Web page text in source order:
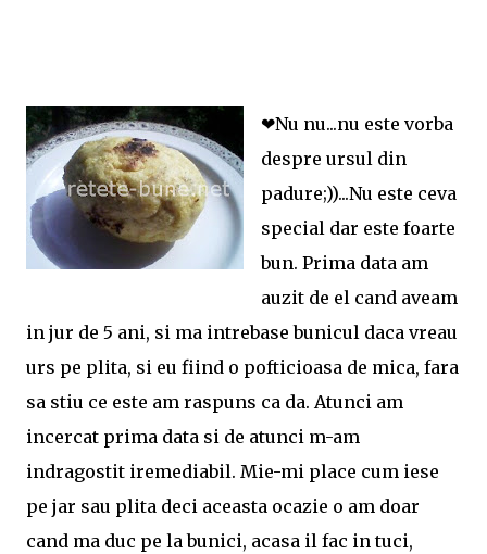
❤Nu nu...nu este vorba
despre ursul din
padure;))...Nu este ceva
special dar este foarte
bun. Prima data am
auzit de el cand aveam
in jur de 5 ani, si ma intrebase bunicul daca vreau
urs pe plita, si eu fiind o pofticioasa de mica, fara
sa stiu ce este am raspuns ca da. Atunci am
incercat prima data si de atunci m-am
indragostit iremediabil. Mie-mi place cum iese
pe jar sau plita deci aceasta ocazie o am doar
cand ma duc pe la bunici, acasa il fac in tuci,